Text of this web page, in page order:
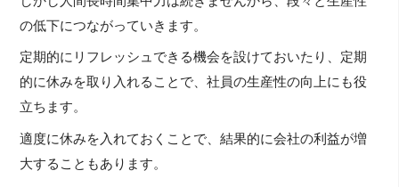
の低下につながっていきます。
定期的にリフレッシュできる機会を設けておいたり、定期
的に休みを取り入れることで、社員の生産性の向上にも役
立ちます。
適度に休みを入れておくことで、結果的に会社の利益が増
大することもあります。